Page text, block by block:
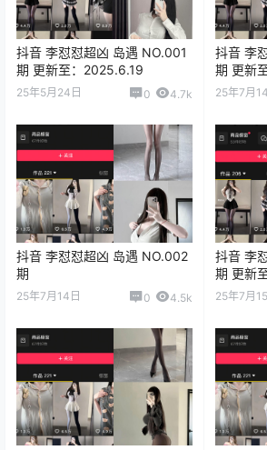
抖音 李怼怼超凶 岛遇 NO.001
期 更新至：2025.6.19
25年5月24日 0 4.7k
抖音 李
期 更新
25年7月
抖音 李怼怼超凶 岛遇 NO.002
期
25年7月14日 0 4.5k
抖音 李
期 更新
25年7月